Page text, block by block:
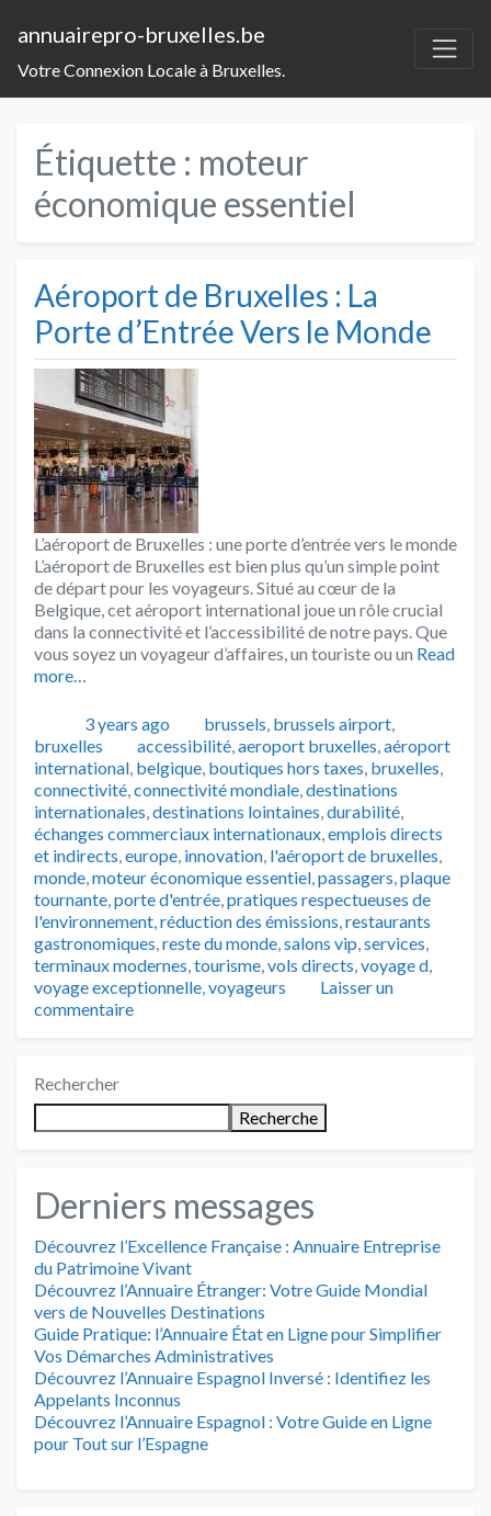
annuairepro-bruxelles.be
Votre Connexion Locale à Bruxelles.
Étiquette : moteur
économique essentiel
Aéroport de Bruxelles : La
Porte d’Entrée Vers le Monde
L’aéroport de Bruxelles : une porte d’entrée vers le monde
L’aéroport de Bruxelles est bien plus qu’un simple point
de départ pour les voyageurs. Situé au cœur de la
Belgique, cet aéroport international joue un rôle crucial
dans la connectivité et l’accessibilité de notre pays. Que
vous soyez un voyageur d’affaires, un touriste ou un Read
more…
Publié3 years ago Catégories
brussels, brussels airport,
bruxelles
Tags
accessibilité,aeroport bruxelles,aéroport
international, belgique, boutiques hors taxes, bruxelles,
connectivité,connectivité mondiale,destinations
internationales,destinations lointaines,durabilité,
échanges commerciaux internationaux,emplois directs
et indirects,europe, innovation, l'aéroport de bruxelles,
monde,moteur économique essentiel,passagers,plaque
tournante,porte d'entrée,pratiques respectueuses de
l'environnement,réduction des émissions,restaurants
gastronomiques,reste du monde,salons vip,services,
terminaux modernes,tourisme,vols directs,voyage d,
voyage exceptionnelle,voyageurs
Laisser un
commentaire
Rechercher
Recherche
Derniers messages
Découvrez l’Excellence Française : Annuaire Entreprise
du Patrimoine Vivant
Découvrez l’Annuaire Étranger: Votre Guide Mondial
vers de Nouvelles Destinations
Guide Pratique: l’Annuaire État en Ligne pour Simplifier
Vos Démarches Administratives
Découvrez l’Annuaire Espagnol Inversé : Identifiez les
Appelants Inconnus
Découvrez l’Annuaire Espagnol : Votre Guide en Ligne
pour Tout sur l’Espagne